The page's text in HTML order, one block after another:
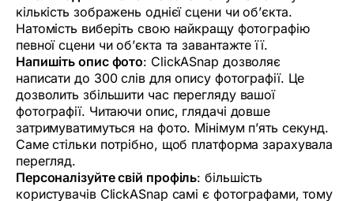
кількість зображень однієї сцени чи об’єкта.
Натомість виберіть свою найкращу фотографію
певної сцени чи об’єкта та завантажте її.
Напишіть опис фото: ClickASnap дозволяє
написати до 300 слів для опису фотографії. Це
дозволить збільшити час перегляду вашої
фотографії. Читаючи опис, глядачі довше
затримуватимуться на фото. Мінімум п’ять секунд.
Саме стільки потрібно, щоб платформа зарахувала
перегляд.
Персоналізуйте свій профіль: більшість
користувачів ClickASnap самі є фотографами, тому